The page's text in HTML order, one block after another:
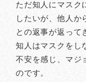
ただ知人にマスク
したいが、他人か
との返事が返って
知人はマスクをし
不安を感じ、マジ
のです。